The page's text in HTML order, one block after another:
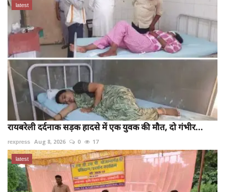
latest
रायबरेली दर्दनाक सड़क हादसे में एक युवक की मौत, दो गंभीर...
rexpress Aug 8, 2026 0 17
latest